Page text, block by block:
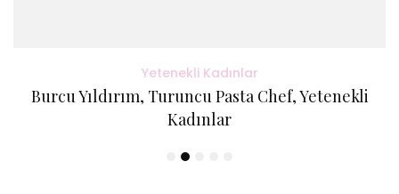
Yetenekli Kadınlar
Burcu Yıldırım, Turuncu Pasta Chef, Yetenekli
Kadınlar